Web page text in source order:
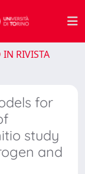
RIVISTA
for
study
and